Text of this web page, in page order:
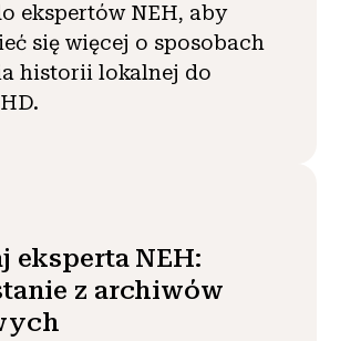
ekspertów NEH, aby
się więcej o sposobach
historii lokalnej do
eksperta NEH:
z archiwów